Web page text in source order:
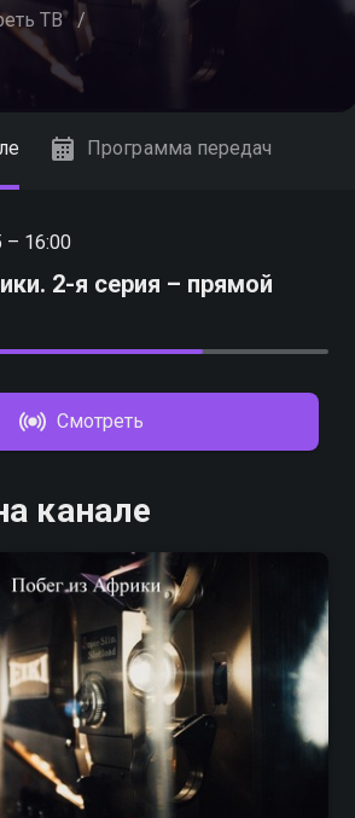
ТВ /
Смотреть
Программа передач
– 16:00
2-я серия – прямой
Смотреть
канале